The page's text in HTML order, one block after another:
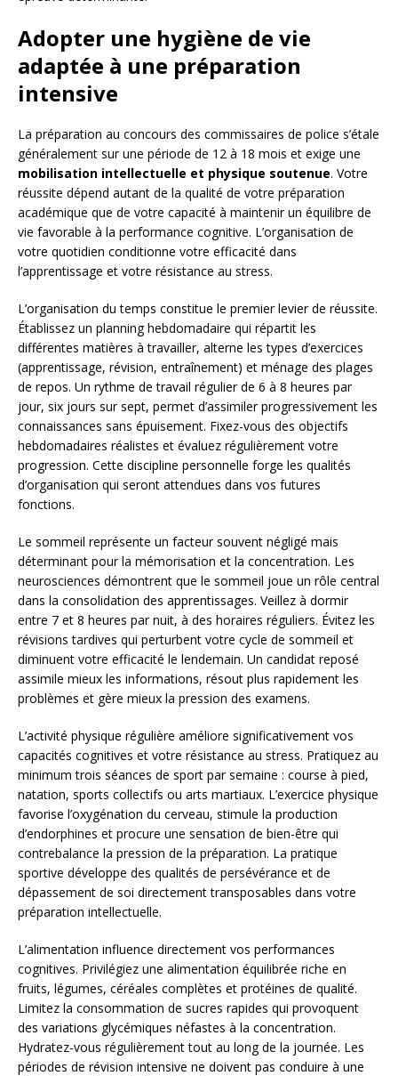
Adopter une hygiène de vie
adaptée à une préparation
intensive
La préparation au concours des commissaires de police s’étale
généralement sur une période de 12 à 18 mois et exige une
mobilisation intellectuelle et physique soutenue. Votre
réussite dépend autant de la qualité de votre préparation
académique que de votre capacité à maintenir un équilibre de
vie favorable à la performance cognitive. L’organisation de
votre quotidien conditionne votre efficacité dans
l’apprentissage et votre résistance au stress.
L’organisation du temps constitue le premier levier de réussite.
Établissez un planning hebdomadaire qui répartit les
différentes matières à travailler, alterne les types d’exercices
(apprentissage, révision, entraînement) et ménage des plages
de repos. Un rythme de travail régulier de 6 à 8 heures par
jour, six jours sur sept, permet d’assimiler progressivement les
connaissances sans épuisement. Fixez-vous des objectifs
hebdomadaires réalistes et évaluez régulièrement votre
progression. Cette discipline personnelle forge les qualités
d’organisation qui seront attendues dans vos futures
fonctions.
Le sommeil représente un facteur souvent négligé mais
déterminant pour la mémorisation et la concentration. Les
neurosciences démontrent que le sommeil joue un rôle central
dans la consolidation des apprentissages. Veillez à dormir
entre 7 et 8 heures par nuit, à des horaires réguliers. Évitez les
révisions tardives qui perturbent votre cycle de sommeil et
diminuent votre efficacité le lendemain. Un candidat reposé
assimile mieux les informations, résout plus rapidement les
problèmes et gère mieux la pression des examens.
L’activité physique régulière améliore significativement vos
capacités cognitives et votre résistance au stress. Pratiquez au
minimum trois séances de sport par semaine : course à pied,
natation, sports collectifs ou arts martiaux. L’exercice physique
favorise l’oxygénation du cerveau, stimule la production
d’endorphines et procure une sensation de bien-être qui
contrebalance la pression de la préparation. La pratique
sportive développe des qualités de persévérance et de
dépassement de soi directement transposables dans votre
préparation intellectuelle.
L’alimentation influence directement vos performances
cognitives. Privilégiez une alimentation équilibrée riche en
fruits, légumes, céréales complètes et protéines de qualité.
Limitez la consommation de sucres rapides qui provoquent
des variations glycémiques néfastes à la concentration.
Hydratez-vous régulièrement tout au long de la journée. Les
périodes de révision intensive ne doivent pas conduire à une